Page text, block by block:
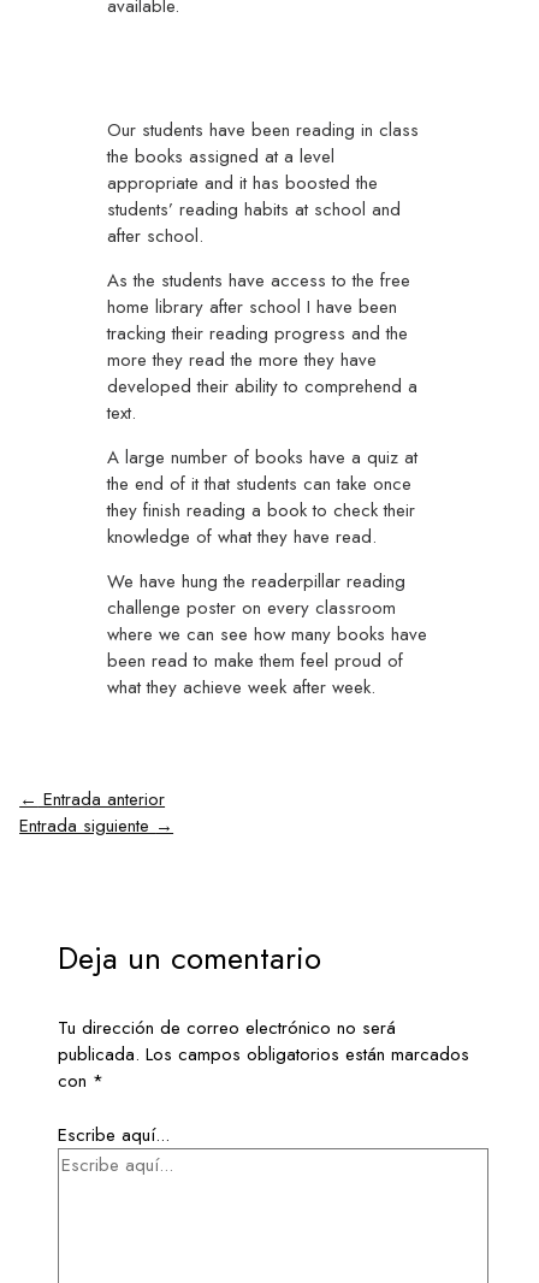
available.
Our students have been reading in class
the books assigned at a level
appropriate and it has boosted the
students’ reading habits at school and
after school.
As the students have access to the free
home library after school I have been
tracking their reading progress and the
more they read the more they have
developed their ability to comprehend a
text.
A large number of books have a quiz at
the end of it that students can take once
they finish reading a book to check their
knowledge of what they have read.
We have hung the readerpillar reading
challenge poster on every classroom
where we can see how many books have
been read to make them feel proud of
what they achieve week after week.
← Entrada anterior
Entrada siguiente →
Deja un comentario
Tu dirección de correo electrónico no será
publicada. Los campos obligatorios están marcados
con *
Escribe aquí...